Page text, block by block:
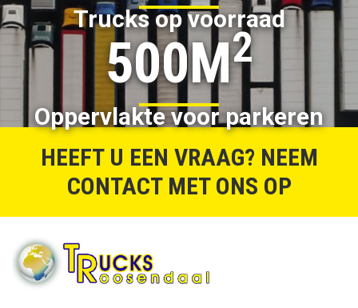
Trucks op voorraad
500M2
Oppervlakte voor parkeren
HEEFT U EEN VRAAG? NEEM
CONTACT MET ONS OP